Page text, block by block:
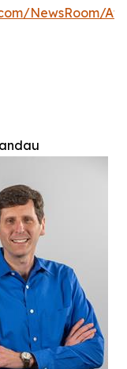
NewsRoom/